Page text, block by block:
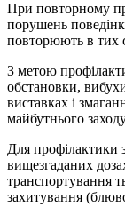
При повторному
порушень
повторюють в тих
З метою
обстановки, вибухи
виставках і
майбутнього
Для профілактики
вищезгаданих
транспортування
захитування